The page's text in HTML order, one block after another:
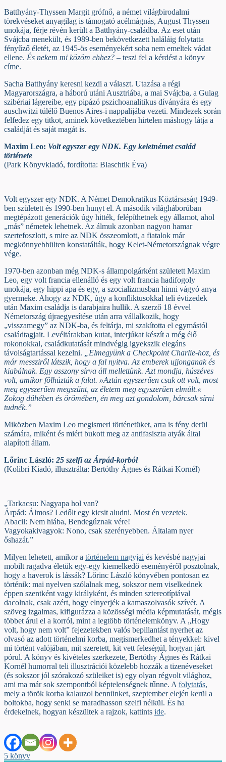
Batthyány-Thyssen Margit grófnő, a német világbirodalmi
törekvéseket anyagilag is támogató acélmágnás, August Thyssen
unokája, férje révén került a Batthyány-családba. Az eset után
Svájcba menekült, és 1989-ben bekövetkezett haláláig folytatta
fényűző életét, az 1945-ös eseményekért soha nem emeltek vádat
ellene. És nekem mi közöm ehhez? – teszi fel a kérdést a könyv
címe.
Sacha Batthyány keresni kezdi a választ. Utazása a régi
Magyarországra, a háború utáni Ausztriába, a mai Svájcba, a Gulag
szibériai lágereibe, egy pipázó pszichoanalitikus díványára és egy
auschwitzi túlélő Buenos Aires-i nappalijába vezeti. Mindezek során
felfedez egy titkot, aminek következtében hirtelen máshogy látja a
családját és saját magát is.
Maxim Leo: Volt egyszer egy NDK. Egy keletnémet család
története
(Park Könyvkiadó, fordította: Blaschtik Éva)
Volt egyszer egy NDK. A Német Demokratikus Köztársaság 1949-
ben született és 1990-ben hunyt el. A második világháborúban
megtépázott generációk úgy hitték, felépíthetnek egy államot, ahol
„más” németek lehetnek. Az álmuk azonban nagyon hamar
szertefoszlott, s mire az NDK összeomlott, a fiatalok már
megkönnyebbülten konstatálták, hogy Kelet-Németországnak végre
vége.
1970-ben azonban még NDK-s állampolgárként született Maxim
Leo, egy volt francia ellenálló és egy volt francia hadifogoly
unokája, egy hippi apa és egy, a szocializmusban hinni vágyó anya
gyermeke. Ahogy az NDK, úgy a konfliktusokkal teli évtizedek
után Maxim családja is darabjaira hullik. A szerző 18 évvel
Németország újraegyesítése után arra vállalkozik, hogy
„visszamegy” az NDK-ba, és feltárja, mi szakította el egymástól
családtagjait. Levéltárakban kutat, interjúkat készít a még élő
rokonokkal, családkutatását mindvégig igyekszik elegáns
távolságtartással kezelni.
„Elmegyünk a Checkpoint Charlie-hoz, és
már messziről látszik, hogy a fal nyitva. Az emberek ujjonganak és
kiabálnak. Egy asszony sírva áll mellettünk. Azt mondja, húszéves
volt, amikor fölhúzták a falat. »Aztán egyszerűen csak ott volt, most
meg egyszerűen megszűnt, az életem meg egyszerűen elmúlt.«
Zokog dühében és örömében, én meg azt gondolom, bárcsak sírni
tudnék.”
Miközben Maxim Leo megismeri történetüket, arra is fény derül
számára, miként és miért bukott meg az antifasiszta atyák által
alapított állam.
Lőrinc László: 25 szelfi az Árpád-korból
(Kolibri Kiadó, illusztrálta: Bertóthy Ágnes és Rátkai Kornél)
„Tarkacsu: Nagyapa hol van?
Árpád: Álmos? Ledőlt egy kicsit aludni. Most én vezetek.
Abacil: Nem hiába, Bendegúznak vére!
Vagyokakivagyok: Nono, csak szerényebben. Általam nyer
őshazát.”
Milyen lehetett, amikor a történelem nagyjai és kevésbé nagyjai
mobilt ragadva életük egy-egy kiemelkedő eseményéről posztolnak,
hogy a haverok is lássák? Lőrinc László könyvében pontosan ez
történik: mai nyelven szólalnak meg, sokszor nem viselkednek
éppen szentként vagy királyként, és minden sztereotípiával
dacolnak, csak azért, hogy elnyerjék a kamaszolvasók szívét. A
szöveg izgalmas, kifigurázza a közösségi média képmutatását, mégis
többet árul el a korról, mint a legtöbb történelemkönyv. A „Hogy
volt, hogy nem volt” fejezetekben valós bepillantást nyerhet az
olvasó az adott történelmi korba, megismerkedhet a tényekkel: kivel
mi történt valójában, mit szeretett, kit vett feleségül, hogyan járt
pórul. A könyv és kivételes szerkezete, Bertóthy Ágnes és Rátkai
Kornél humorral teli illusztrációi közelebb hozzák a tizenéveseket
(és sokszor jól szórakozó szüleiket is) egy olyan régvolt világhoz,
ami ma már sok szempontból képtelenségnek tűnne. A folytatás,
mely a török korba kalauzol bennünket, szeptember elején kerül a
boltokba, hogy senki se maradhasson szelfi nélkül. És ha
érdekelnek, hogyan készültek a rajzok, kattints ide.
Tagged
5 könyv